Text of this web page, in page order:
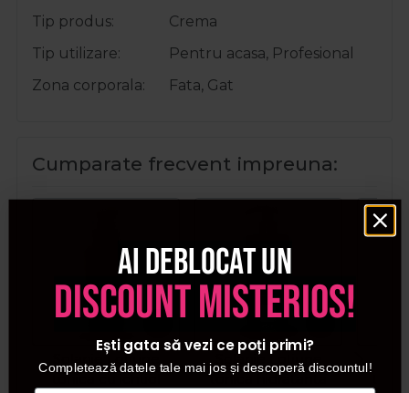
Tip produs
Crema
Tip utilizare
Pentru acasa, Profesional
Zona corporala
Fata, Gat
Cumparate frecvent impreuna:
Solanie Lotiune
tonica cu ichtiol
Solanie Lotiune
tonica hidratanta
Ai deblocat un
discount misterios!
Ești gata să vezi ce poți primi?
Completează datele tale mai jos și descoperă discountul!